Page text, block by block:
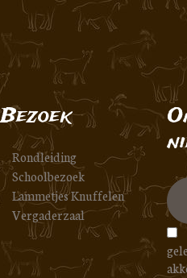
Bezoek
Rondleiding
Schoolbezoek
Lammetjes Knuffelen
Vergaderzaal